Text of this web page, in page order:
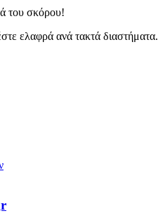
του σκόρου!
ελαφρά ανά τακτά διαστήματα.